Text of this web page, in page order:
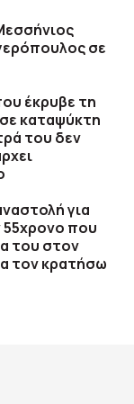
σε
έκρυβε τη
καταψύκτη
του δεν
για
που
του στον
τον κρατήσω